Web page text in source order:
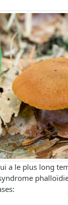
a le plus long